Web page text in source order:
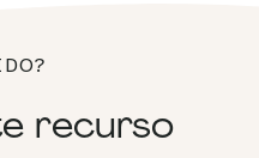
recurso